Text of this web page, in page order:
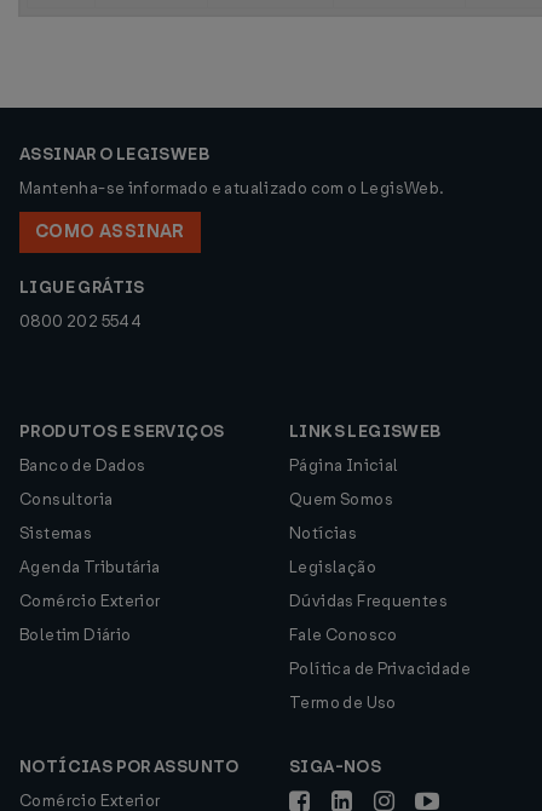
ASSINAR O LEGISWEB
Mantenha-se informado e atualizado com o LegisWeb.
COMO ASSINAR
LIGUE GRÁTIS
0800 202 5544
PRODUTOS E SERVIÇOS
Banco de Dados
Consultoria
Sistemas
Agenda Tributária
Comércio Exterior
Boletim Diário
LINKS LEGISWEB
Página Inicial
Quem Somos
Notícias
Legislação
Dúvidas Frequentes
Fale Conosco
Política de Privacidade
Termo de Uso
NOTÍCIAS POR ASSUNTO
Comércio Exterior
SIGA-NOS